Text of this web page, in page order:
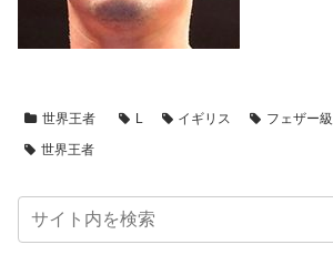
世界王者 L イギリス フェザー級
世界王者